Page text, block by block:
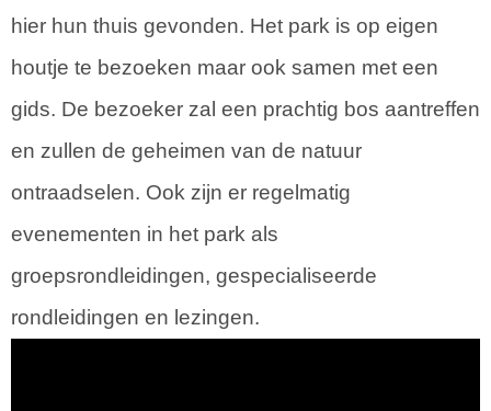
hier hun thuis gevonden. Het park is op eigen
houtje te bezoeken maar ook samen met een
gids. De bezoeker zal een prachtig bos aantreffen
en zullen de geheimen van de natuur
ontraadselen. Ook zijn er regelmatig
evenementen in het park als
groepsrondleidingen, gespecialiseerde
rondleidingen en lezingen.